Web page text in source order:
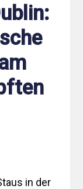
in der